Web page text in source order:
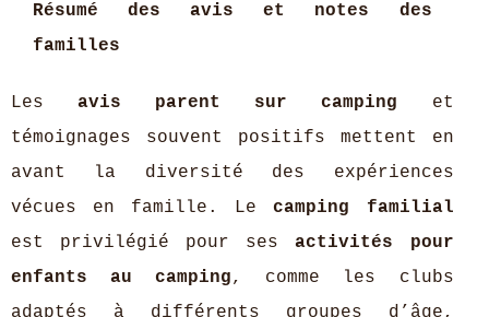
Résumé des avis et notes des
familles
Lesavis parent sur camping et
témoignages souvent positifs mettent en
avant la diversité des expériences
vécues en famille. Lecamping familial
est privilégié pour sesactivités pour
enfants au camping, comme les clubs
adaptés à différents groupes d’âge,